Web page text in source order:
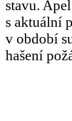
stavu.
s aktuální
v období
hašení